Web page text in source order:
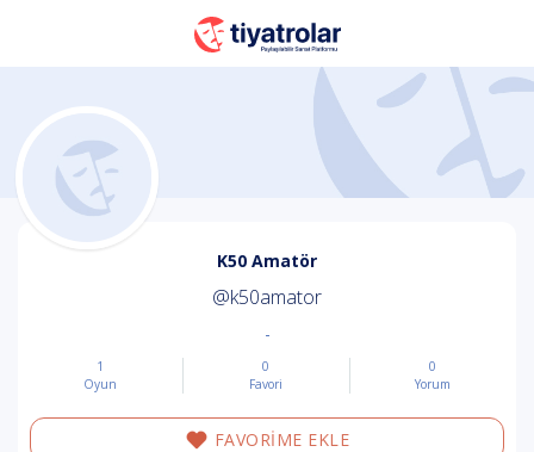
K50 Amatör
@k50amator
-
1
Oyun
0
Favori
0
Yorum
FAVORİME EKLE